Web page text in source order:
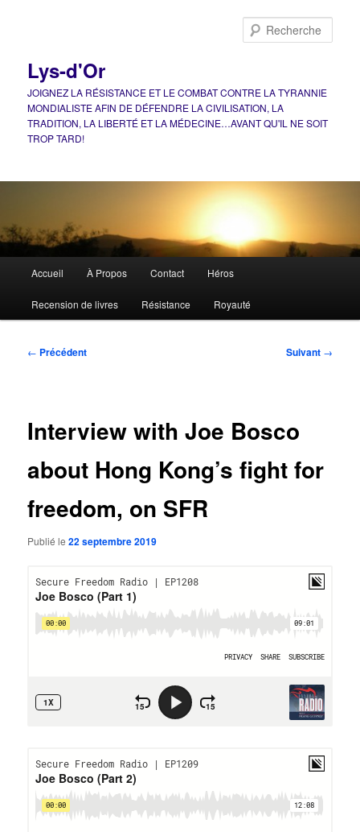
Lys-d'Or
JOIGNEZ LA RÉSISTANCE ET LE COMBAT CONTRE LA TYRANNIE
MONDIALISTE AFIN DE DÉFENDRE LA CIVILISATION, LA
TRADITION, LA LIBERTÉ ET LA MÉDECINE…AVANT QU'IL NE SOIT
TROP TARD!
principal
Accueil À Propos Contact Héros
Recension de livres Résistance Royauté
Navigation
← Précédent Suivant →
Interview with Joe Bosco
about Hong Kong’s fight for
freedom, on SFR
Publié le22 septembre 2019